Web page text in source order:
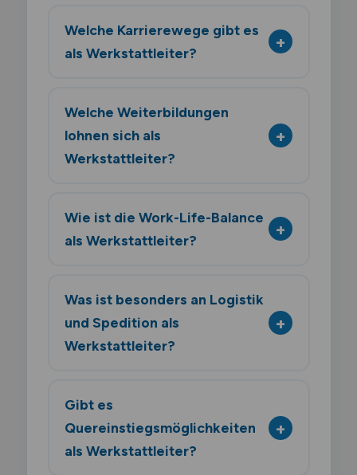
Welche Karrierewege gibt es
als Werkstattleiter?
Welche Weiterbildungen
lohnen sich als
Werkstattleiter?
Wie ist die Work-Life-Balance
als Werkstattleiter?
Was ist besonders an Logistik
und Spedition als
Werkstattleiter?
Gibt es
Quereinstiegsmöglichkeiten
als Werkstattleiter?